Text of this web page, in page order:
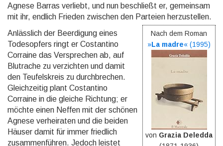
Agnese Bar­ras verliebt, und nun beschließt er, gemeinsam
mit ihr, end­lich Frieden zwischen den Parteien her­zu­stel­len.
Nach dem Roman
»La madre« (1995)
von Grazia Deledda
Anlässlich der Beerdigung eines
Todesopfers ringt er Costantino
Corraine das Versprechen ab, auf
Blut­rache zu verzichten und damit
den Teufelskreis zu durch­bre­chen.
Gleichzeitig plant Costantino
Corraine in die gleiche Richtung; er
möchte einen Neffen mit der schönen
Agnese verheiraten und die beiden
Häuser damit für immer friedlich
zusammenführen. Jedoch leistet